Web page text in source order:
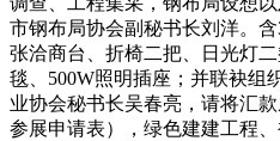
市钢布局协会副秘书长刘洋。
张洽商台、折椅二把、日光灯
毯、500W照明插座；并联袂组
业协会秘书长吴春亮，请将汇
参展申请表），绿色建建工程